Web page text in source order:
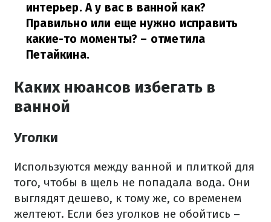
интерьер. А у вас в ванной как?
Правильно или еще нужно исправить
какие-то моменты? – отметила
Петайкина.
Каких нюансов избегать в
ванной
Уголки
Используются между ванной и плиткой для
того, чтобы в щель не попадала вода. Они
выглядят дешево, к тому же, со временем
желтеют. Если без уголков не обойтись –